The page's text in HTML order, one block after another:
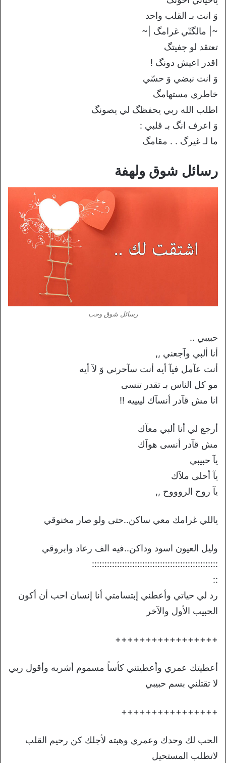
وَ انت بـ القلب واحد
~| مالگنّي غرامگ |~
تعتقد لو جفيتگ
اقدر اعيش دونگ !
وَ انت نبضي وَ حسّي
خاطري مستهامگ
اطلب الله ربي يحفظگ لي يصونگ
وَ اعرف انگ بـ قلبي :
ما لـ غيرگ . . مقامگ
رسائل شوق ولهفة
رسائل شوق وحب
حبيبي ..
أنا ألبي وآجعني ,,
أنت عآمل فيآ أيه أنت سآحرني وَ لآ أيه
مو كل الناس بـ تقدر تنسى
انا مش قآدر أنسآك لييييه !!
أرجع لي أنا ألبي معآك
مش قآدر أنسى هوآك
يآ حبيبي
يآ أحلى ملآك
يآ روح الروووح ,,
ياللي غرامك معي ساكن..حتى ولو صار مخنوقي
وليل العيون اسود وداكن..فيه الف رعاد وابروقي
::::::::::::::::::::::::::::::::::::::::::::::::::
::
رد لي حياتي وأعطني إبتسامتي أنا إنسان احب أن أكون
الحبيب الأول والآخر
+++++++++++++++++
أعطيتك عمري وأعطيتني كأساً مسموم أشربه وأقول ربي
لا تقتلني بسم حبيبي
++++++++++++++++
الحب لك وحدك وعمري وهبته لأجلك كن رحيم القلب
لاتطلب المستحيل